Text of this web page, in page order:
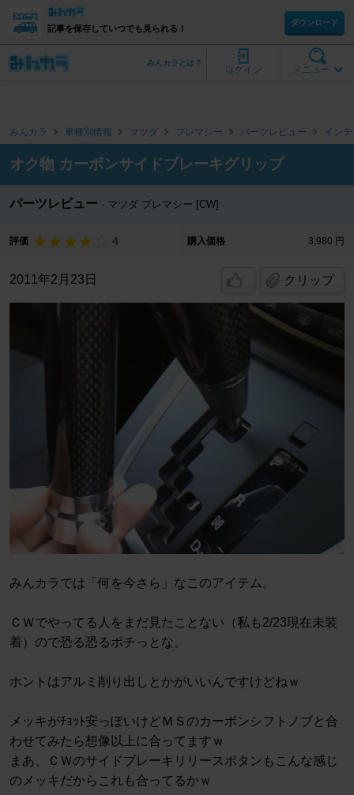
記事を保存していつでも見られる！
ダウンロード
メニュー
ログイン
みんカラとは？
みんカラ 車種別情報 マツダ プレマシー パーツレビュー イン
オク物 カーボンサイドブレーキグリップ
パーツレビュー マツダ プレマシー [CW]
評価 4 購入価格 3,980 円
2011年2月23日 クリップ
みんカラでは「何を今さら」なこのアイテム。
ＣＷでやってる人をまだ見たことない（私も2/23現在未装
着）ので恐る恐るポチっとな。
ホントはアルミ削り出しとかがいいんですけどねｗ
メッキがﾁｮｯﾄ安っぽいけどＭＳのカーボンシフトノブと合
わせてみたら想像以上に合ってますｗ
まあ、ＣＷのサイドブレーキリリースボタンもこんな感じ
のメッキだからこれも合ってるかｗ